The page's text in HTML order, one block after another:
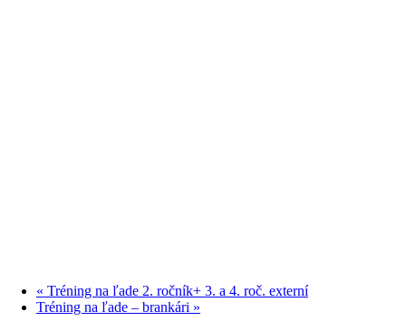
« Tréning na ľade 2. ročník+ 3. a 4. roč. externí
Tréning na ľade – brankári »